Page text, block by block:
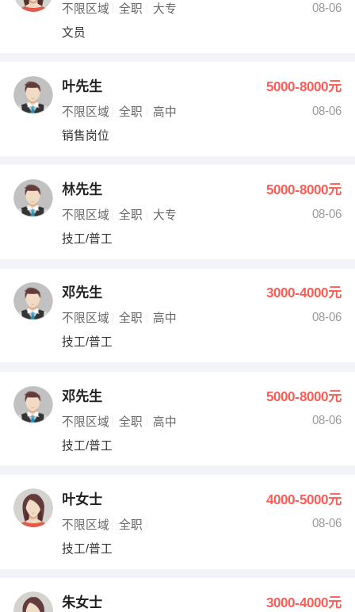
不限区域 全职 大专
08-06
文员
叶先生 5000-8000元
不限区域 全职 高中
08-06
销售岗位
林先生 5000-8000元
不限区域 全职 大专
08-06
技工/普工
邓先生 3000-4000元
不限区域 全职 高中
08-06
技工/普工
邓先生 5000-8000元
不限区域 全职 高中
08-06
技工/普工
叶女士 4000-5000元
不限区域 全职
08-06
技工/普工
朱女士 3000-4000元